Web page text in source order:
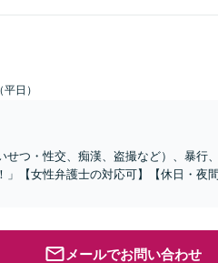
日）
つ・性交、痴漢、盗撮など）、暴行
【女性弁護士の対応可】【休日・夜
メールでお問い合わせ